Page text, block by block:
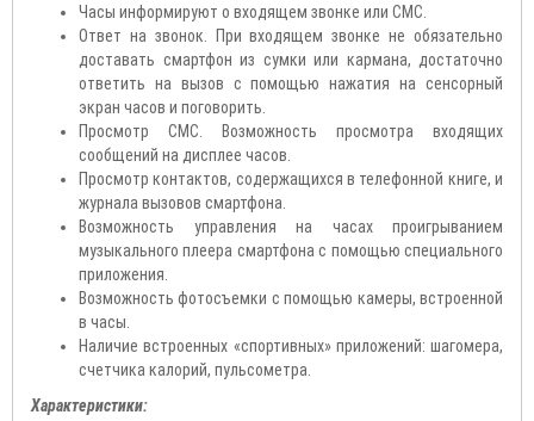
Часы информируют о входящем звонке или СМС.
Ответ на звонок. При входящем звонке не обязательно
доставать смартфон из сумки или кармана, достаточно
ответить на вызов с помощью нажатия на сенсорный
экран часов и поговорить.
Просмотр СМС. Возможность просмотра входящих
сообщений на дисплее часов.
Просмотр контактов, содержащихся в телефонной книге, и
журнала вызовов смартфона.
Возможность управления на часах проигрыванием
музыкального плеера смартфона с помощью специального
приложения.
Возможность фотосъемки с помощью камеры, встроенной
в часы.
Наличие встроенных «спортивных» приложений: шагомера,
счетчика калорий, пульсометра.
Характеристики: